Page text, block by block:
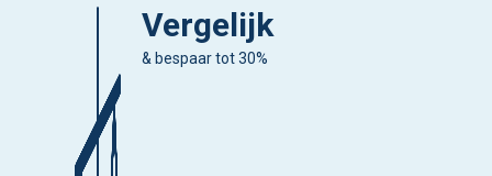
Vergelijk
& bespaar tot 30%